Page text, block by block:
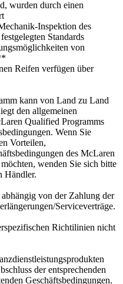
wurden durch einen
Inspektion des
Standards
von
Reifen verfügen über
kann von Land zu Land
den allgemeinen
Qualified Programms
Wenn Sie
Vorteilen,
des McLaren
wenden Sie sich bitte
Händler.
von der Zahlung der
Serviceverträge.
Richtilinien nicht
der entsprechenden
Geschäftsbedingungen.